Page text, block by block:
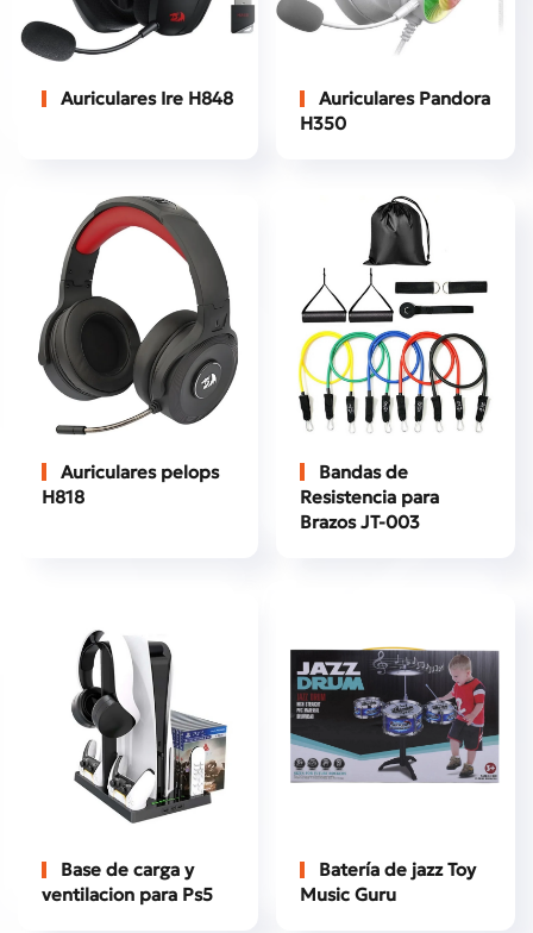
Auriculares Ire H848
Auriculares Pandora
H350
Auriculares pelops
H818
Bandas de
Resistencia para
Brazos JT-003
Base de carga y
ventilacion para Ps5
Batería de jazz Toy
Music Guru